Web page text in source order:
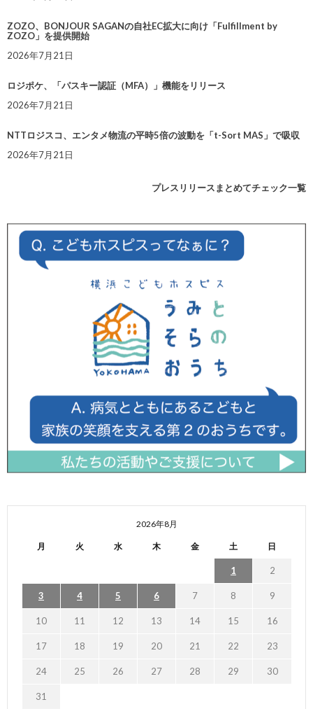
ZOZO、BONJOUR SAGANの自社EC拡大に向け「Fulfillment by
ZOZO」を提供開始
2026年7月21日
ロジポケ、「パスキー認証（MFA）」機能をリリース
2026年7月21日
NTTロジスコ、エンタメ物流の平時5倍の波動を「t-Sort MAS」で吸収
2026年7月21日
プレスリリースまとめてチェック一覧
2026年8月
月 火 水 木 金 土 日
1 2
3 4 5 6 7 8 9
10 11 12 13 14 15 16
17 18 19 20 21 22 23
24 25 26 27 28 29 30
31